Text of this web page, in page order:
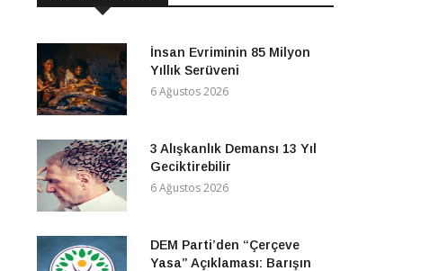
İnsan Evriminin 85 Milyon
Yıllık Serüveni
6 Ağustos 2026
3 Alışkanlık Demansı 13 Yıl
Geciktirebilir
6 Ağustos 2026
DEM Parti’den “Çerçeve
Yasa” Açıklaması: Barışın